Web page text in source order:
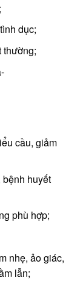
dục;
thường;
cầu, giảm
huyết
phù hợp;
nhẹ, ảo giác,
lẫn;